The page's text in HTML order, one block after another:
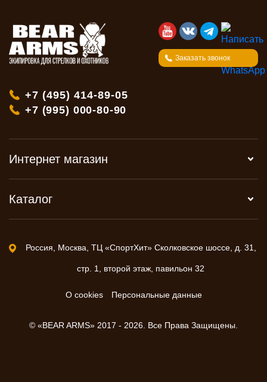
Заказать звонок
+7 (495) 414-89-05
+7 (995) 000-80-90
Интернет магазин
Каталог
Россия, Москва, ТЦ «СпортХит» Сколковское шоссе, д. 31,
стр. 1, второй этаж, павильон 32
О cookies Персональные данные
© «BEAR ARMS» 2017 - 2026. Все Права Защищены.